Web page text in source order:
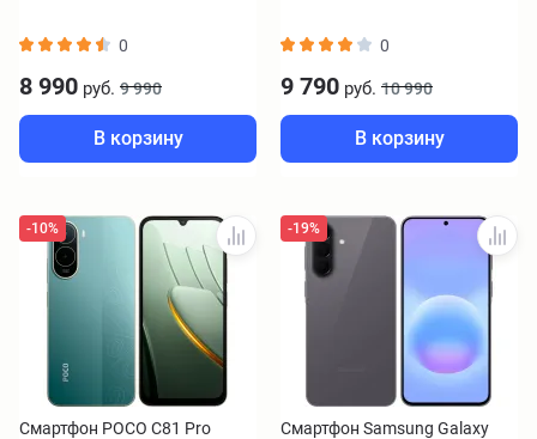
0
8 990 руб. 9 990
В корзину
0
9 790 руб. 10 990
В корзину
-10%
Смартфон POCO C81 Pro
-19%
Смартфон Samsung Galaxy